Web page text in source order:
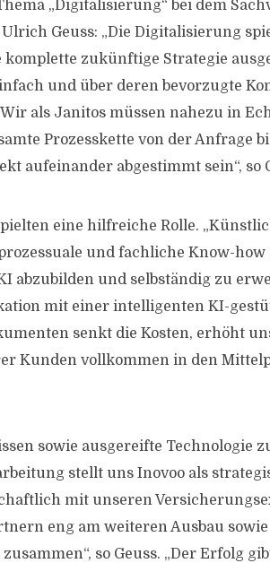
„Digitalisierung“ bei dem
Geuss: „Die Digitalisierung
zukünftige Strategie
und über deren bevorzugte
als Janitos müssen nahezu in
Prozesskette von der Anfrage
aufeinander abgestimmt sein“, so
eine hilfreiche Rolle.
und fachliche Know-
abzubilden und selbständig zu
mit einer intelligenten KI-
senkt die Kosten, erhöht
Kunden vollkommen in den
sowie ausgereifte Technologie
stellt uns Inovoo als
mit unseren
eng am weiteren Ausbau
so Geuss. „Der Erfolg